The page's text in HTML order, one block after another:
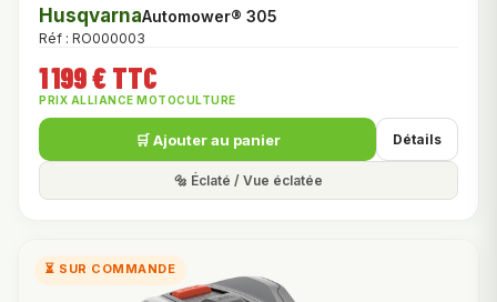
HusqvarnaAutomower® 305
Réf : RO000003
1 199 € TTC
PRIX ALLIANCE MOTOCULTURE
🛒 Ajouter au panier Détails
🔩 Éclaté / Vue éclatée
⏳ SUR COMMANDE